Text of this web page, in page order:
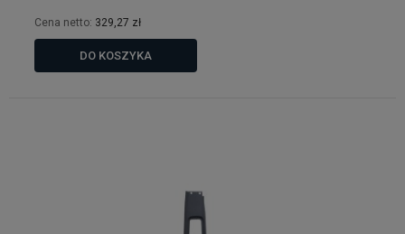
Cena netto: 329,27 zł
DO KOSZYKA